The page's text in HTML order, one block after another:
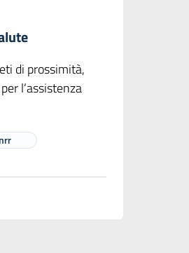
di prossimità,
l’assistenza